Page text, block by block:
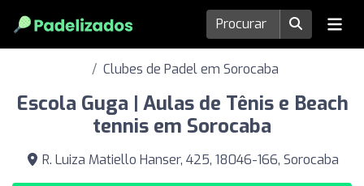
Clubes de Padel em Sorocaba
Escola Guga | Aulas de Tênis e Beach
tennis em Sorocaba
R. Luiza Matiello Hanser, 425, 18046-166, Sorocaba